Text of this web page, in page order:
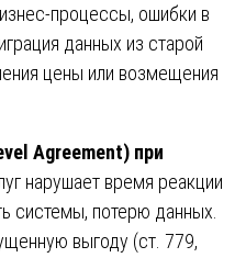
процессы, ошибки в
данных из старой
цены или возмещения
Agreement) при
нарушает время реакции
системы, потерю данных.
выгоду (ст. 779,